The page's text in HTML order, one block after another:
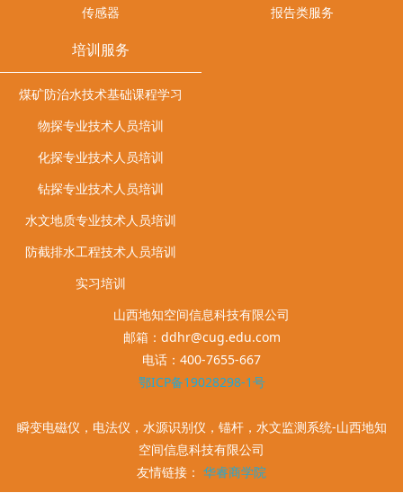
传感器
报告类服务
培训服务
煤矿防治水技术基础课程学习
物探专业技术人员培训
化探专业技术人员培训
钻探专业技术人员培训
水文地质专业技术人员培训
防截排水工程技术人员培训
实习培训
山西地知空间信息科技有限公司
邮箱：ddhr@cug.edu.com
电话：400-7655-667
鄂ICP备19028298-1号
瞬变电磁仪，电法仪，水源识别仪，锚杆，水文监测系统-山西地知
空间信息科技有限公司
友情链接： 华睿商学院